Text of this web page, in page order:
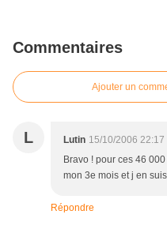
Commentaires
Ajouter un
L Lutin 15/10/2006 22:17
Bravo ! pour ces 46
mon 3e mois et j en
Répondre